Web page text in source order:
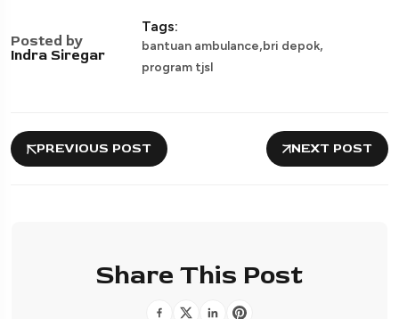
Posted by
Indra Siregar
Tags:
bantuan ambulance,bri depok,
program tjsl
PREVIOUS POST NEXT POST
Share This Post